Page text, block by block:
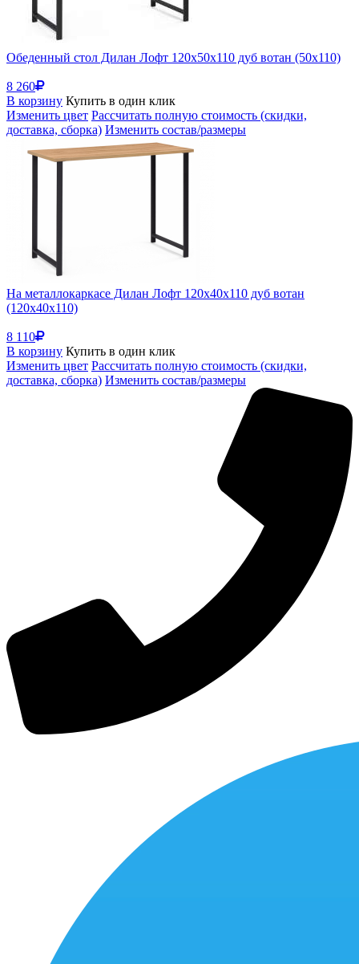
Обеденный стол Дилан Лофт 120х50х110 дуб вотан (50x110)
8 260
В корзину Купить в один клик
Изменить цвет Рассчитать полную стоимость (скидки,
доставка, сборка) Изменить состав/размеры
На металлокаркасе Дилан Лофт 120х40х110 дуб вотан
(120x40x110)
8 110
В корзину Купить в один клик
Изменить цвет Рассчитать полную стоимость (скидки,
доставка, сборка) Изменить состав/размеры